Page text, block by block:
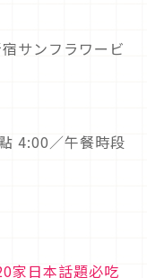
サンフラワービ
4:00／午餐時段
家日本話題必吃